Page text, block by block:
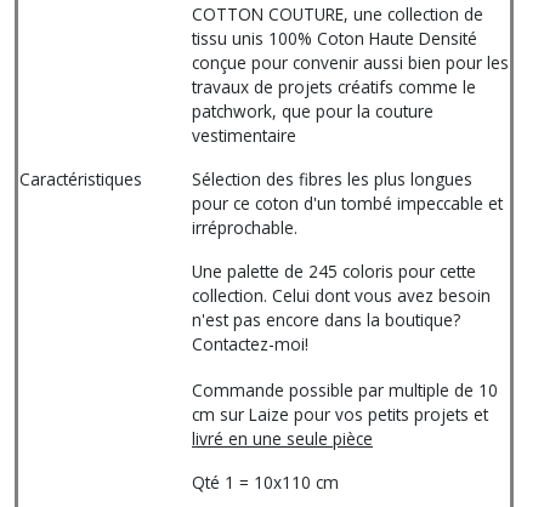
Caractéristiques
COTTON COUTURE, une collection de
tissu unis 100% Coton Haute Densité
conçue pour convenir aussi bien pour les
travaux de projets créatifs comme le
patchwork, que pour la couture
vestimentaire
Sélection des fibres les plus longues
pour ce coton d'un tombé impeccable et
irréprochable.
Une palette de 245 coloris pour cette
collection. Celui dont vous avez besoin
n'est pas encore dans la boutique?
Contactez-moi!
Commande possible par multiple de 10
cm sur Laize pour vos petits projets et
livré en une seule pièce
Qté 1 = 10x110 cm